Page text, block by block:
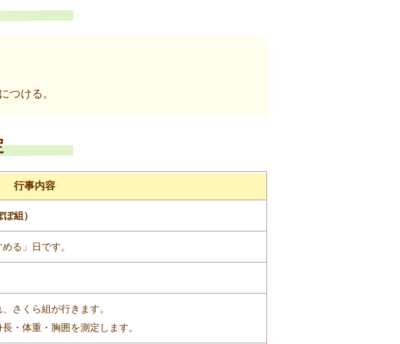
つける。
行事内容
組）
る」日です。
さくら組が行きます。
・体重・胸囲を測定します。